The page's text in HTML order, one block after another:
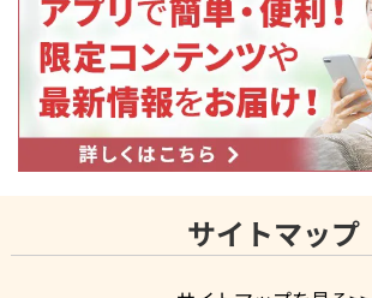
サイトマップ